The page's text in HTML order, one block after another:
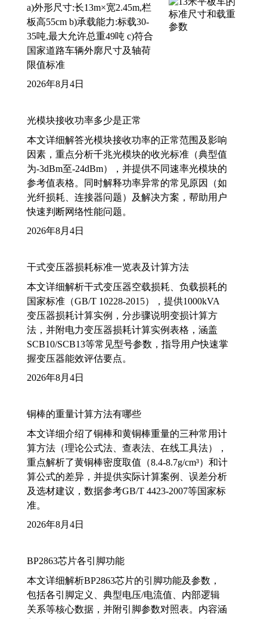
a)外形尺寸:长13m×宽2.45m,栏
板高55cm b)承载能力:标载30-
35吨,最大允许总重49吨 c)符合
国家道路车辆外廓尺寸及轴荷
限值标准
2026年8月4日
光模块接收功率多少是正常
本文详细解答光模块接收功率的正常范围及影响
因素，重点分析千兆光模块的收光标准（典型值
为-3dBm至-24dBm），并提供不同速率光模块的
参考值表格。同时解释功率异常的常见原因（如
光纤损耗、连接器问题）及解决方案，帮助用户
快速判断网络性能问题。
2026年8月4日
干式变压器损耗标准一览表及计算方法
本文详细解析干式变压器空载损耗、负载损耗的
国家标准（GB/T 10228-2015），提供1000kVA
变压器损耗计算实例，分步骤说明变损计算方
法，并附电力变压器损耗计算实例表格，涵盖
SCB10/SCB13等常见型号参数，指导用户快速掌
握变压器能效评估要点。
2026年8月4日
铜棒的重量计算方法有哪些
本文详细介绍了铜棒和黄铜棒重量的三种常用计
算方法（理论公式法、查表法、在线工具法），
重点解析了黄铜棒密度取值（8.4-8.7g/cm³）和计
算公式的差异，并提供实际计算案例、误差分析
及选材建议，数据参考GB/T 4423-2007等国家标
准。
2026年8月4日
BP2863芯片各引脚功能
本文详细解析BP2863芯片的引脚功能及参数，
包括各引脚定义、典型电压/电流值、内部逻辑
关系等核心数据，并附引脚参数对照表。内容涵